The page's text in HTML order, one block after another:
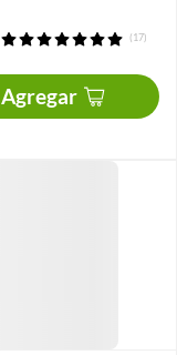
(17)
Agregar